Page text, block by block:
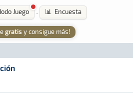
Juego · 📊 Encuesta
gratis y consigue más!